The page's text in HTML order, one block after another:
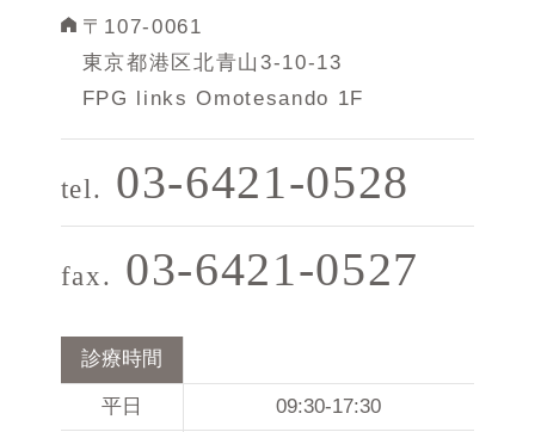
〒107-0061
東京都港区北青山3-10-13
FPG links Omotesando 1F
tel. 03-6421-0528
fax. 03-6421-0527
診療時間
平日 09:30-17:30